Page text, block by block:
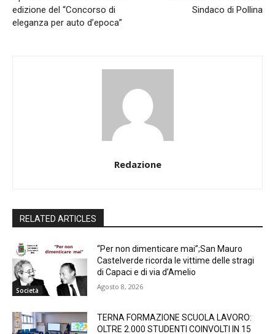
edizione del “Concorso di
eleganza per auto d’epoca”
Sindaco di Pollina
Redazione
RELATED ARTICLES
Società
“Per non dimenticare mai”;San Mauro
Castelverde ricorda le vittime delle stragi
di Capaci e di via d’Amelio
Agosto 8, 2026
TERNA FORMAZIONE SCUOLA LAVORO:
OLTRE 2.000 STUDENTI COINVOLTI IN 15